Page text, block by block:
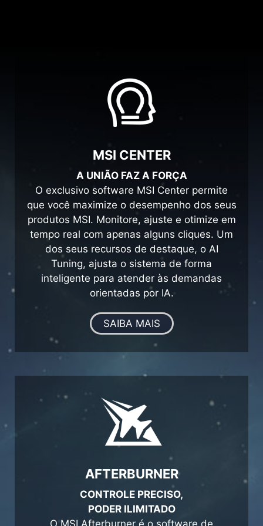
MSI CENTER
A UNIÃO FAZ A FORÇA
O exclusivo software MSI Center permite
que você maximize o desempenho dos seus
produtos MSI. Monitore, ajuste e otimize em
tempo real com apenas alguns cliques. Um
dos seus recursos de destaque, o AI
Tuning, ajusta o sistema de forma
inteligente para atender às demandas
orientadas por IA.
SAIBA MAIS
AFTERBURNER
CONTROLE PRECISO,
PODER ILIMITADO